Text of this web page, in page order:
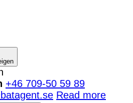
+46 709-50 59 89
Read more